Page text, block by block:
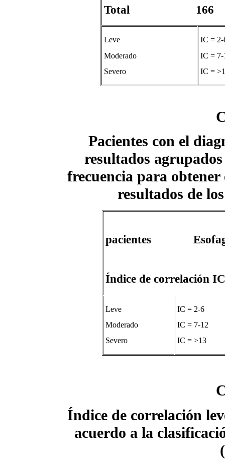
Total 166
Leve
Moderado
Severo
IC = 2-
IC = 7-
IC =
Pacientes con el
resultados
frecuencia para
resultados de
pacientes
Índice de correlación IC
Leve
Moderado
Severo
IC = 2-6
IC = 7-12
IC = >13
Índice de correlación
acuerdo a la